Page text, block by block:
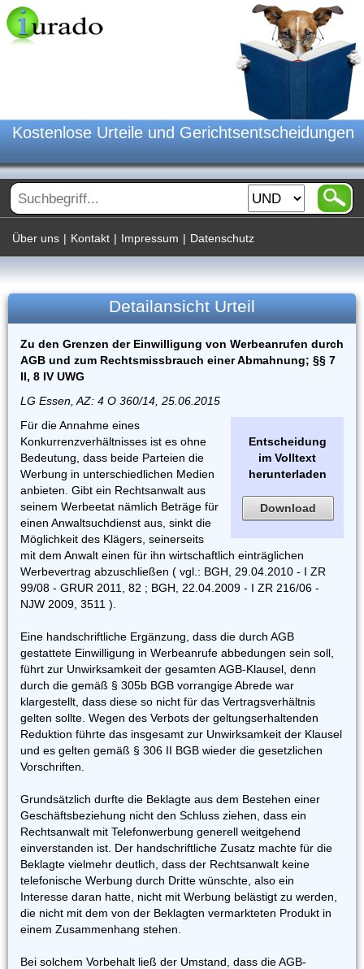
Kostenlose Urteile und Gerichtsentscheidungen
Über uns | Kontakt | Impressum | Datenschutz
Detailansicht Urteil
Zu den Grenzen der Einwilligung von Werbeanrufen durch
AGB und zum Rechtsmissbrauch einer Abmahnung; §§ 7
II, 8 IV UWG
LG Essen, AZ: 4 O 360/14, 25.06.2015
Entscheidung
im Volltext
herunterladen
Download
Für die Annahme eines
Konkurrenzverhältnisses ist es ohne
Bedeutung, dass beide Parteien die
Werbung in unterschiedlichen Medien
anbieten. Gibt ein Rechtsanwalt aus
seinem Werbeetat nämlich Beträge für
einen Anwaltsuchdienst aus, sinkt die
Möglichkeit des Klägers, seinerseits
mit dem Anwalt einen für ihn wirtschaftlich einträglichen
Werbevertrag abzuschließen ( vgl.: BGH, 29.04.2010 - I ZR
99/08 - GRUR 2011, 82 ; BGH, 22.04.2009 - I ZR 216/06 -
NJW 2009, 3511 ).
Eine handschriftliche Ergänzung, dass die durch AGB
gestattete Einwilligung in Werbeanrufe abbedungen sein soll,
führt zur Unwirksamkeit der gesamten AGB-Klausel, denn
durch die gemäß § 305b BGB vorrangige Abrede war
klargestellt, dass diese so nicht für das Vertragsverhältnis
gelten sollte. Wegen des Verbots der geltungserhaltenden
Reduktion führte das insgesamt zur Unwirksamkeit der Klausel
und es gelten gemäß § 306 II BGB wieder die gesetzlichen
Vorschriften.
Grundsätzlich durfte die Beklagte aus dem Bestehen einer
Geschäftsbeziehung nicht den Schluss ziehen, dass ein
Rechtsanwalt mit Telefonwerbung generell weitgehend
einverstanden ist. Der handschriftliche Zusatz machte für die
Beklagte vielmehr deutlich, dass der Rechtsanwalt keine
telefonische Werbung durch Dritte wünschte, also ein
Interesse daran hatte, nicht mit Werbung belästigt zu werden,
die nicht mit dem von der Beklagten vermarkteten Produkt in
einem Zusammenhang stehen.
Bei solchem Vorbehalt ließ der Umstand, dass die AGB-